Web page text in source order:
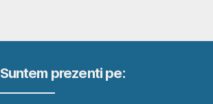
Suntem prezenti pe: